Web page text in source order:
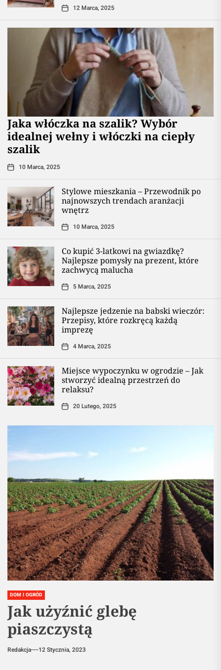
12 Marca, 2025
Jaka włóczka na szalik? Wybór
idealnej wełny i włóczki na ciepły
szalik
10 Marca, 2025
Stylowe mieszkania – Przewodnik po
najnowszych trendach aranżacji
wnętrz
10 Marca, 2025
Co kupić 3-latkowi na gwiazdkę?
Najlepsze pomysły na prezent, które
zachwycą malucha
5 Marca, 2025
Najlepsze jedzenie na babski wieczór:
Przepisy, które rozkręcą każdą
imprezę
4 Marca, 2025
Miejsce wypoczynku w ogrodzie – Jak
stworzyć idealną przestrzeń do
relaksu?
20 Lutego, 2025
DOM I OGRÓD
Jak użyźnić glebę
piaszczystą
Redakcja 12 Stycznia, 2023